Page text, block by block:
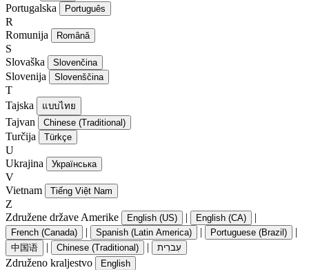
Portugalska Português
R
Romunija
Română
S
Slovaška
Slovenčina
Slovenija Slovenščina
T
Tajska
แบบไทย
Tajvan Chinese (Traditional)
Turčija Türkçe
U
Ukrajina
Українська
V
Vietnam
Tiếng Việt Nam
Z
Združene države Amerike
English (US) | English (CA) |
French (Canada) | Spanish (Latin America) | Portuguese (Brazil) |
中国语 | Chinese (Traditional) | עִברִית
Združeno kraljestvo English